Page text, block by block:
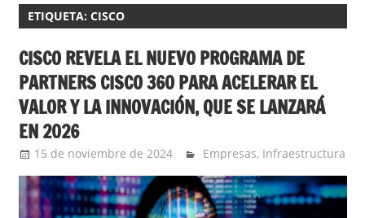
ETIQUETA: CISCO
CISCO REVELA EL NUEVO PROGRAMA DE
PARTNERS CISCO 360 PARA ACELERAR EL
VALOR Y LA INNOVACIÓN, QUE SE LANZARÁ
EN 2026
15 de noviembre de 2024 Ernesto Herrera
Empresas, Infraestructura